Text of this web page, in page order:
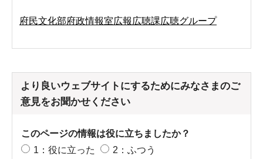
府民文化部府政情報室広報広聴課広聴グループ
より良いウェブサイトにするためにみなさまのご
意見をお聞かせください
このページの情報は役に立ちましたか？
1：役に立った
2：ふつう